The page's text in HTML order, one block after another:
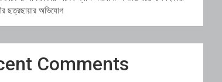
ছত্রছায়ার অভিযোগ
Comments